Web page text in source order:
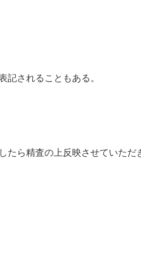
記されることもある。
ら精査の上反映させていただ